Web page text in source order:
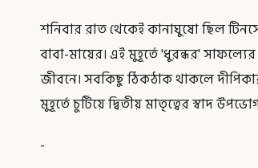
শনিবার রাত থেকেই কানাঘুষো ছিল
বাবা-মায়ের। এই মুহূর্তে 'ধুরন্ধর'
জীবনে। সবকিছু ঠিকঠাক থাকলে
মুহূর্তে চুটিয়ে দ্বিতীয় মাতৃত্বের স্বাদ
-